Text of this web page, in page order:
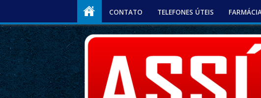
CONTATO TELEFONES ÚTEIS